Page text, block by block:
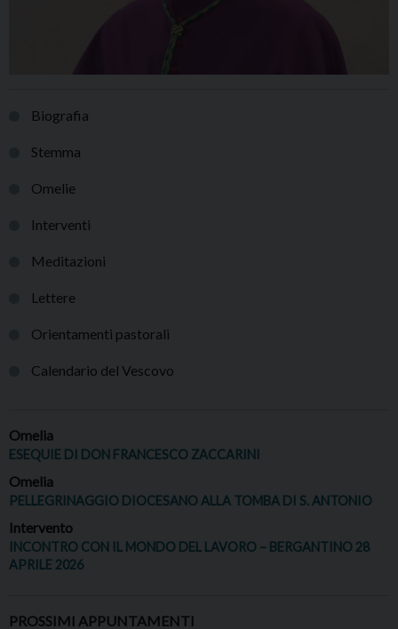
Biografia
Stemma
Omelie
Interventi
Meditazioni
Lettere
Orientamenti pastorali
Calendario del Vescovo
Omelia
ESEQUIE DI DON FRANCESCO ZACCARINI
Omelia
PELLEGRINAGGIO DIOCESANO ALLA TOMBA DI S. ANTONIO
Intervento
INCONTRO CON IL MONDO DEL LAVORO – BERGANTINO 28
APRILE 2026
PROSSIMI APPUNTAMENTI